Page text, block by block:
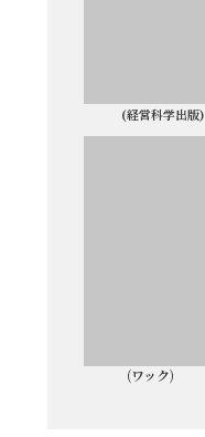
(経営科学出版)
(ワック)